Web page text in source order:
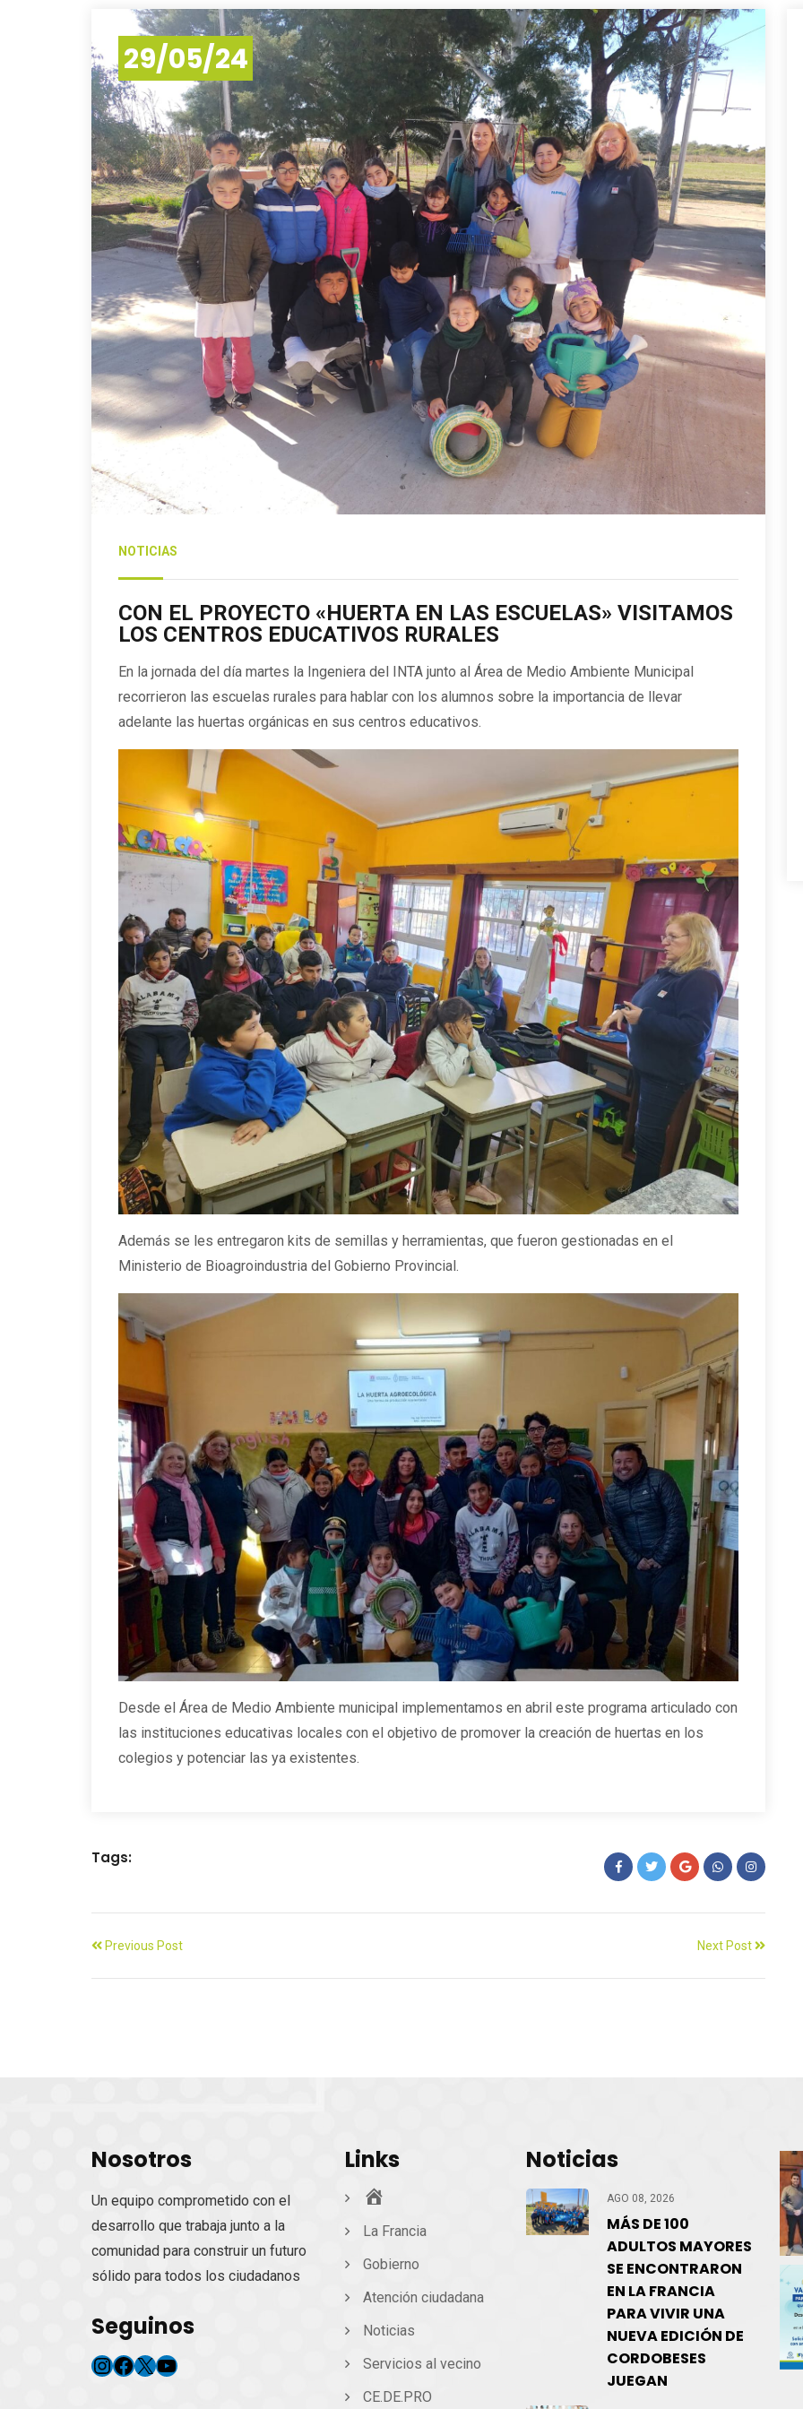
29/05/24
NOTICIAS
CON EL PROYECTO «HUERTA EN LAS ESCUELAS» VISITAMOS
LOS CENTROS EDUCATIVOS RURALES
En la jornada del día martes la Ingeniera del INTA junto al Área de Medio Ambiente Municipal
recorrieron las escuelas rurales para hablar con los alumnos sobre la importancia de llevar
adelante las huertas orgánicas en sus centros educativos.
Además se les entregaron kits de semillas y herramientas, que fueron gestionadas en el
Ministerio de Bioagroindustria del Gobierno Provincial.
Desde el Área de Medio Ambiente municipal implementamos en abril este programa articulado con
las instituciones educativas locales con el objetivo de promover la creación de huertas en los
colegios y potenciar las ya existentes.
Tags:
Previous Post Next Post
Nosotros
Un equipo comprometido con el
desarrollo que trabaja junto a la
comunidad para construir un futuro
sólido para todos los ciudadanos
Seguinos
Instagram
Facebook
X YouTube
Links
La Francia
Gobierno
Atención ciudadana
Noticias
Servicios al vecino
CE.DE.PRO
Noticias
AGO 08, 2026
MÁS DE 100
ADULTOS MAYORES
SE ENCONTRARON
EN LA FRANCIA
PARA VIVIR UNA
NUEVA EDICIÓN DE
CORDOBESES
JUEGAN